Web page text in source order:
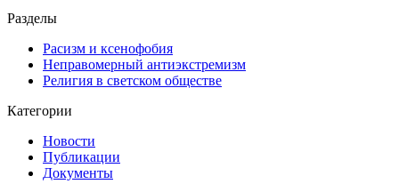
Разделы
Расизм и ксенофобия
Неправомерный антиэкстремизм
Религия в светском обществе
Категории
Новости
Публикации
Документы